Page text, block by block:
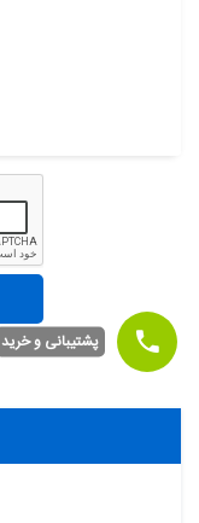
پشتیبانی و خرید